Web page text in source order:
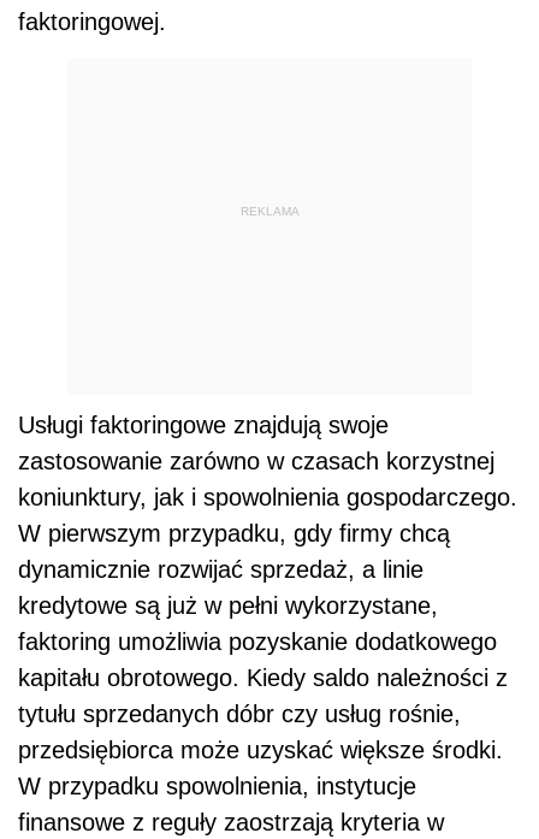
faktoringowej.
REKLAMA
Usługi faktoringowe znajdują swoje
zastosowanie zarówno w czasach korzystnej
koniunktury, jak i spowolnienia gospodarczego.
W pierwszym przypadku, gdy firmy chcą
dynamicznie rozwijać sprzedaż, a linie
kredytowe są już w pełni wykorzystane,
faktoring umożliwia pozyskanie dodatkowego
kapitału obrotowego. Kiedy saldo należności z
tytułu sprzedanych dóbr czy usług rośnie,
przedsiębiorca może uzyskać większe środki.
W przypadku spowolnienia, instytucje
finansowe z reguły zaostrzają kryteria w